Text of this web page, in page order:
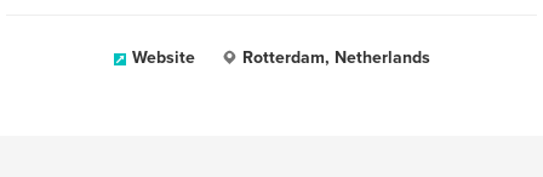
Website Rotterdam, Netherlands